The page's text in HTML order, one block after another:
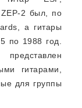
ZEP-2 был, по
а гитары
по 1988 год.
гитарами,
для группы